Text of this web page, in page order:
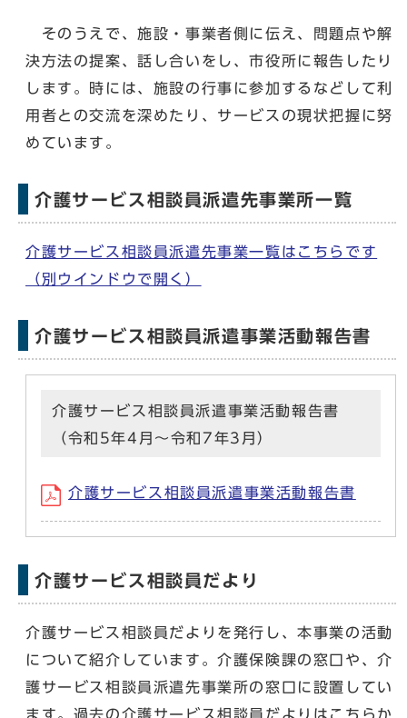
そのうえで、施設・事業者側に伝え、問題点や解
決方法の提案、話し合いをし、市役所に報告したり
します。時には、施設の行事に参加するなどして利
用者との交流を深めたり、サービスの現状把握に努
めています。
介護サービス相談員派遣先事業所一覧
介護サービス相談員派遣先事業一覧はこちらです
（別ウインドウで開く）
介護サービス相談員派遣事業活動報告書
介護サービス相談員派遣事業活動報告書
（令和5年4月～令和7年3月）
介護サービス相談員派遣事業活動報告書
介護サービス相談員だより
介護サービス相談員だよりを発行し、本事業の活動
について紹介しています。介護保険課の窓口や、介
護サービス相談員派遣先事業所の窓口に設置してい
ます。過去の介護サービス相談員だよりはこちらか